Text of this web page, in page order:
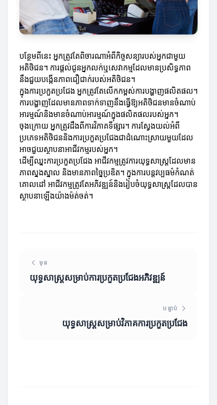
បន្ថែមពីនេះ អ្នកត្រូវតែពិចារណាអំពីកិច្ចសន្យារបស់អ្នកជាមួយ
អតិថិជន។ ការផ្តល់ជូនអ្នកលក់ឬសេវាកម្មដែលមានប្រសិទ្ធភាព
នឹងជួយបង្កើនភាពជឿជាក់របស់អតិថិជន។
ក្នុងការប្រកួតប្រជែង អ្នកត្រូវតែលើកកម្ពស់ការបង្ហាញផលិតផល។
ការបង្ហាញដែលមានភាពទាក់ទាញនឹងធ្វើឱ្យអតិថិជនមានចំណាប់
អារម្មណ៍និងមានចំណាប់អារម្មណ៍ក្នុងផលិតផលរបស់អ្នក។
ចុងក្រោយ អ្នកត្រូវដឹងពីការវិភាគទីផ្សារ។ ការស្វែងយល់អំពី
ប្រភេទអតិថិជននិងការប្រកួតប្រជែងជាដំណោះស្រាយមួយដែល
អាចជួយស្ថាបនាអាជីវកម្មរបស់អ្នក។
ដើម្បីឈ្នះការប្រកួតប្រជែង អាជីវកម្មត្រូវការយុទ្ធសាស្ត្រដែលមាន
ភាពស្នងស្នាល និងមានភាពច្នៃប្រឌិត។ ក្នុងការបន្ដវប្បធម៌កំណត់
គោលដៅ អាជីវកម្មត្រូវតែអភិវឌ្ឍន៍និងរៀបចំយុទ្ធសាស្ត្រដែលបាន
ស្ថាបនាឡើងយ៉ាងម៉ត់ចត់។
មុន
យុទ្ធសាស្ត្រសម្រាប់ការប្រកួតប្រជែងអភិវឌ្ឍន៍
បន្ទាប់
យុទ្ធសាស្ត្រសម្រាប់វិភាគការប្រកួតប្រជែង